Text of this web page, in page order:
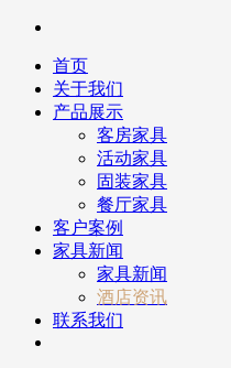
首页
关于我们
产品展示
客房家具
活动家具
固装家具
餐厅家具
客户案例
家具新闻
家具新闻
酒店资讯
联系我们